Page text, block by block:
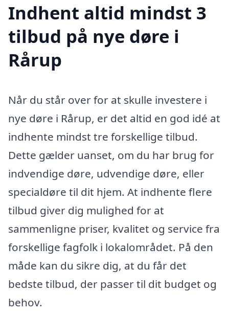
Indhent altid mindst 3
tilbud på nye døre i
Rårup
Når du står over for at skulle investere i
nye døre i Rårup, er det altid en god idé at
indhente mindst tre forskellige tilbud.
Dette gælder uanset, om du har brug for
indvendige døre, udvendige døre, eller
specialdøre til dit hjem. At indhente flere
tilbud giver dig mulighed for at
sammenligne priser, kvalitet og service fra
forskellige fagfolk i lokalområdet. På den
måde kan du sikre dig, at du får det
bedste tilbud, der passer til dit budget og
behov.